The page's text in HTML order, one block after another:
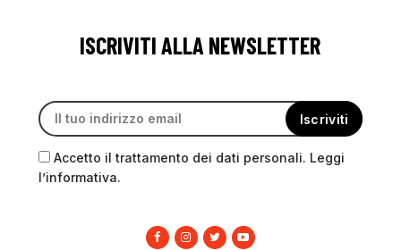
ISCRIVITI ALLA NEWSLETTER
Accetto il trattamento dei dati personali. Leggi
l’informativa.